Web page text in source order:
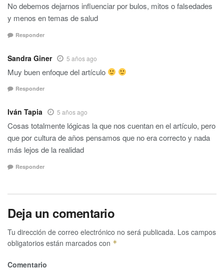
No debemos dejarnos influenciar por bulos, mitos o falsedades
y menos en temas de salud
Responder
Sandra Giner 5 años ago
Muy buen enfoque del artículo
Responder
Iván Tapia 5 años ago
Cosas totalmente lógicas la que nos cuentan en el artículo, pero
que por cultura de años pensamos que no era correcto y nada
más lejos de la realidad
Responder
Deja un comentario
Tu dirección de correo electrónico no será publicada. Los campos
obligatorios están marcados con *
Comentario